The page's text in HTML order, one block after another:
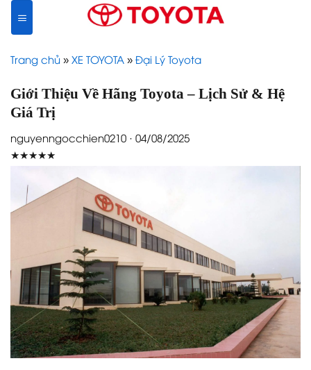
content
Trang chủ » XE TOYOTA » Đại Lý Toyota
Giới Thiệu Về Hãng Toyota – Lịch Sử & Hệ
Giá Trị
nguyenngocchien0210 · 04/08/2025
★★★★★